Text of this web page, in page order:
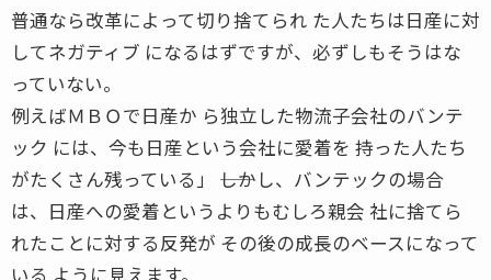
普通なら改革によって切り捨てられ た人たちは日産に対
してネガティブ になるはずですが、必ずしもそうはな
っていない。
例えばＭＢＯで日産か ら独立した物流子会社のバンテ
ック には、今も日産という会社に愛着を 持った人たち
がたくさん残っている」 ――しかし、バンテックの場合
は、日産への愛着というよりもむしろ親会 社に捨てら
れたことに対する反発が その後の成長のベースになって
いる ように見えます。